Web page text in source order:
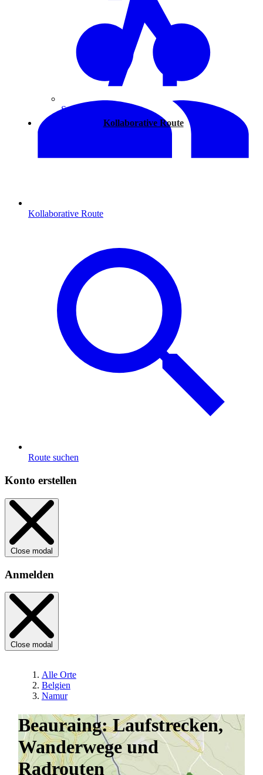
Spazieren
Kollaborative Route
Kollaborative Route
Route suchen
Konto erstellen
Close modal
Anmelden
Close modal
Alle Orte
Belgien
Namur
Beauraing: Laufstrecken,
Wanderwege und
Radrouten